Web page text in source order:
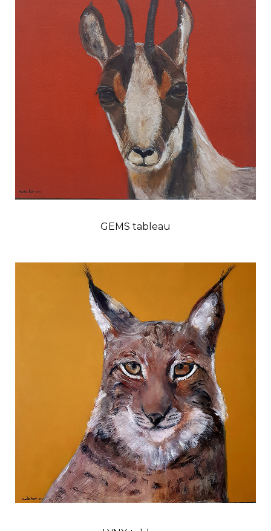
GEMS tableau